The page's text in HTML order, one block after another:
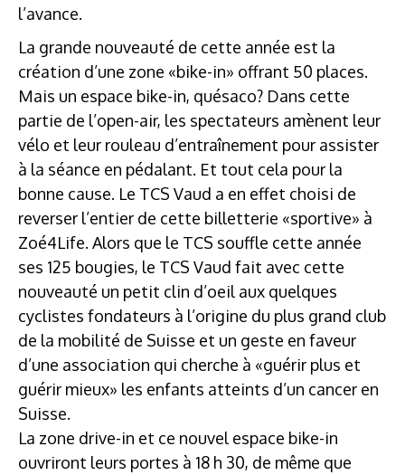
l’avance.
La grande nouveauté de cette année est la
création d’une zone «bike-in» offrant 50 places.
Mais un espace bike-in, quésaco? Dans cette
partie de l’open-air, les spectateurs amènent leur
vélo et leur rouleau d’entraînement pour assister
à la séance en pédalant. Et tout cela pour la
bonne cause. Le TCS Vaud a en effet choisi de
reverser l’entier de cette billetterie «sportive» à
Zoé4Life. Alors que le TCS souffle cette année
ses 125 bougies, le TCS Vaud fait avec cette
nouveauté un petit clin d’oeil aux quelques
cyclistes fondateurs à l’origine du plus grand club
de la mobilité de Suisse et un geste en faveur
d’une association qui cherche à «guérir plus et
guérir mieux» les enfants atteints d’un cancer en
Suisse.
La zone drive-in et ce nouvel espace bike-in
ouvriront leurs portes à 18 h 30, de même que